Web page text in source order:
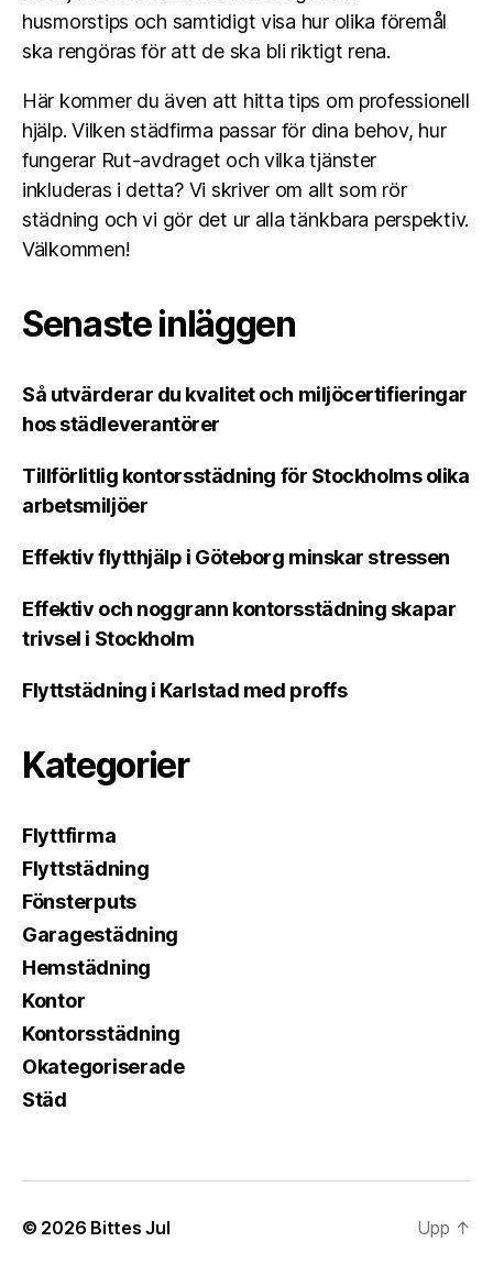
husmorstips och samtidigt visa hur olika föremål
ska rengöras för att de ska bli riktigt rena.
Här kommer du även att hitta tips om professionell
hjälp. Vilken städfirma passar för dina behov, hur
fungerar Rut-avdraget och vilka tjänster
inkluderas i detta? Vi skriver om allt som rör
städning och vi gör det ur alla tänkbara perspektiv.
Välkommen!
Senaste inläggen
Så utvärderar du kvalitet och miljöcertifieringar
hos städleverantörer
Tillförlitlig kontorsstädning för Stockholms olika
arbetsmiljöer
Effektiv flytthjälp i Göteborg minskar stressen
Effektiv och noggrann kontorsstädning skapar
trivsel i Stockholm
Flyttstädning i Karlstad med proffs
Kategorier
Flyttfirma
Flyttstädning
Fönsterputs
Garagestädning
Hemstädning
Kontor
Kontorsstädning
Okategoriserade
Städ
© 2026 Bittes Jul Upp ↑